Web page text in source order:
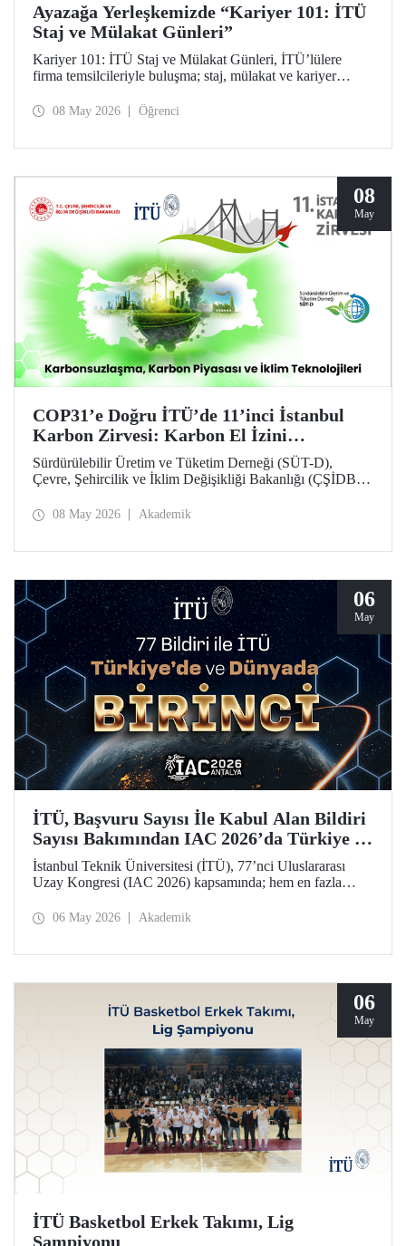
Ayazağa Yerleşkemizde “Kariyer 101: İTÜ
Staj ve Mülakat Günleri”
Kariyer 101: İTÜ Staj ve Mülakat Günleri, İTÜ’lülere
firma temsilcileriyle buluşma; staj, mülakat ve kariyer
08 May 2026 Öğrenci
08
May
COP31’e Doğru İTÜ’de 11’inci İstanbul
Karbon Zirvesi: Karbon El İzini
Yükseltenler Öne Çıktı
Sürdürülebilir Üretim ve Tüketim Derneği (SÜT-D),
Çevre, Şehircilik ve İklim Değişikliği Bakanlığı (ÇŞİDB)
11’inci İstanbul Karbon Zirvesi “karbon nötr” olarak
08 May 2026 Akademik
06
May
İTÜ, Başvuru Sayısı İle Kabul Alan Bildiri
Sayısı Bakımından IAC 2026’da Türkiye ve
Dünya Birincisi
İstanbul Teknik Üniversitesi (İTÜ), 77’nci Uluslararası
Uzay Kongresi (IAC 2026) kapsamında; hem en fazla
üniversite olarak Türkiye’de ve dünyada birinci sırada yer
06 May 2026 Akademik
06
May
İTÜ Basketbol Erkek Takımı, Lig
Şampiyonu